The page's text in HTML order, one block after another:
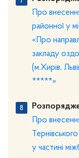
Про
районної у
«Про
закладу
(м.Хирів,
*****»
Про
у частині